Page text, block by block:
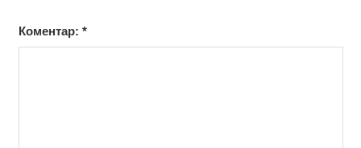
Коментар: *